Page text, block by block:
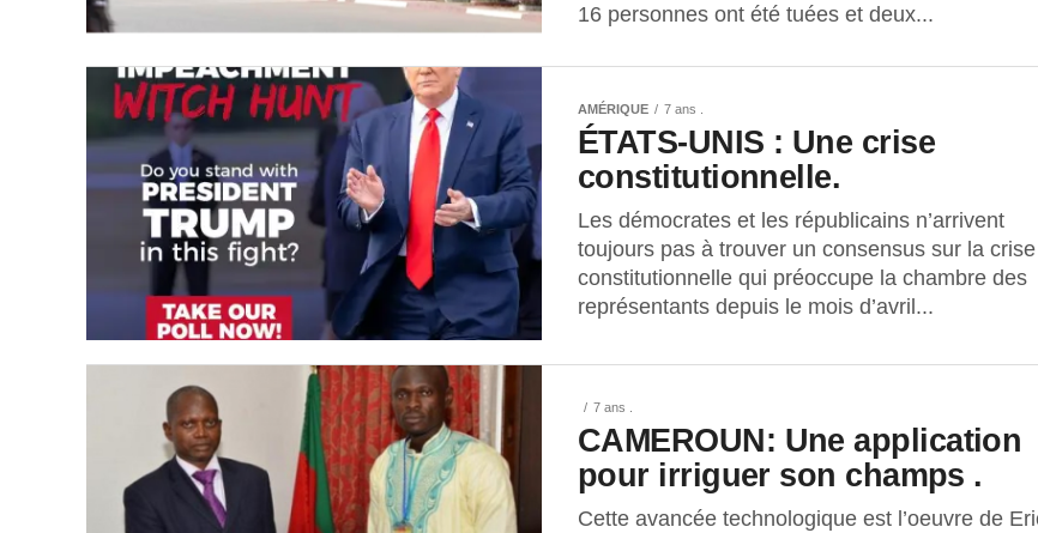
16 personnes ont été tuées et deux...
AMÉRIQUE 7 ans .
ÉTATS-UNIS : Une crise
constitutionnelle.
Les démocrates et les républicains n’arrivent
toujours pas à trouver un consensus sur la crise
constitutionnelle qui préoccupe la chambre des
représentants depuis le mois d’avril...
7 ans .
CAMEROUN: Une application
pour irriguer son champs .
Cette avancée technologique est l’oeuvre de